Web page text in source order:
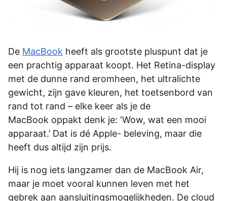
De MacBook heeft als grootste pluspunt dat je
een prachtig apparaat koopt. Het Retina-display
met de dunne rand eromheen, het ultralichte
gewicht, zijn gave kleuren, het toetsenbord van
rand tot rand – elke keer als je de
MacBook oppakt denk je: ‘Wow, wat een mooi
apparaat.’ Dat is dé Apple- beleving, maar die
heeft dus altijd zijn prijs.
Hij is nog iets langzamer dan de MacBook Air,
maar je moet vooral kunnen leven met het
gebrek aan aansluitingsmogelijkheden. De cloud